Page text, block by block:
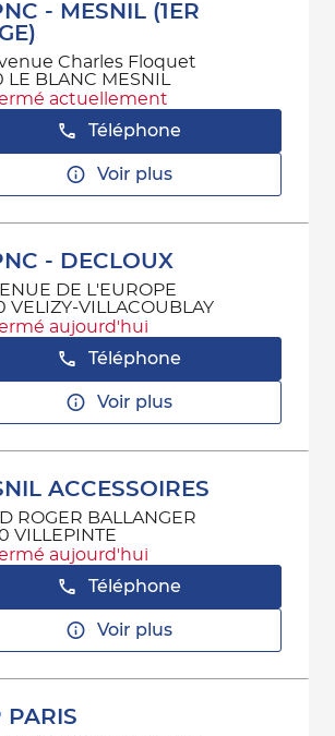
- MESNIL (1ER
Charles Floquet
LE BLANC MESNIL
actuellement
Téléphone
Voir plus
- DECLOUX
DE L'EUROPE
VELIZY-VILLACOUBLAY
aujourd'hui
Téléphone
Voir plus
ACCESSOIRES
ROGER BALLANGER
VILLEPINTE
aujourd'hui
Téléphone
Voir plus
PARIS